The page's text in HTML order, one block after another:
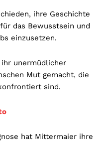
ihre Geschichte
das Bewusstsein und
einzusetzen.
unermüdlicher
Mut gemacht, die
sind.
hat Mittermaier ihre